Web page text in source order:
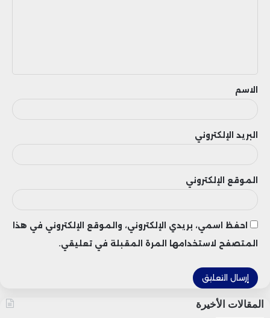
ق
الاسم
البريد الإلكتروني
الموقع الإلكتروني
احفظ اسمي، بريدي الإلكتروني، والموقع الإلكتروني في هذا
المتصفح لاستخدامها المرة المقبلة في تعليقي.
المقالات الأخيرة